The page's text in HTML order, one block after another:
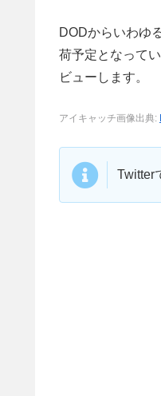
DODからいわゆ
荷予定となって
ビューします。
アイキャッチ画像出典:
Twitter